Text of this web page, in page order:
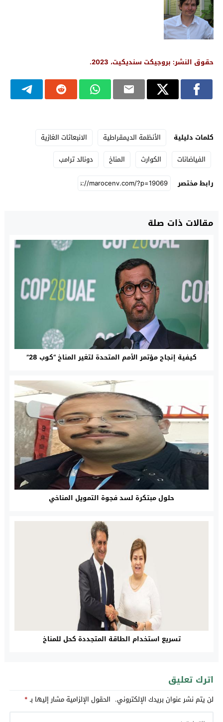
حقوق النشر: بروجيكت سنديكيت، 2023.
كلمات دليلية الأنظمة الديمقراطية
الانبعاثات الغازية
الفياضانات
الكوارث المناخ
دونالد ترامب
رابط مختصر
مقالات ذات صلة
كيفية إنجاح مؤتمر الأمم المتحدة لتغير المناخ “كوب 28”
حلول مبتكرة لسد فجوة التمويل المناخي
تسريع استخدام الطاقة المتجددة كحل للمناخ
اترك تعليق
لن يتم نشر عنوان بريدك الإلكتروني. الحقول الإلزامية مشار إليها بـ*